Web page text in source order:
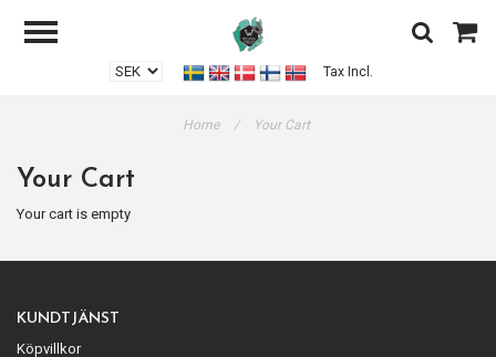
Tax Incl.
Home / Your Cart
Your Cart
Your cart is empty
KUNDTJÄNST
Köpvillkor